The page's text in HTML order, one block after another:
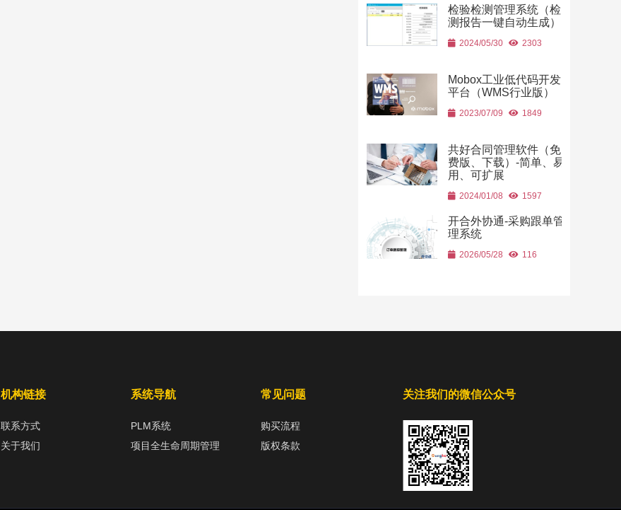
检验检测管理系统（检
测报告一键自动生成）
2024/05/30 2303
Mobox工业低代码开发
平台（WMS行业版）
2023/07/09 1849
共好合同管理软件（免
费版、下载）-简单、易
用、可扩展
2024/01/08 1597
开合外协通-采购跟单管
理系统
2026/05/28 116
机构链接
联系方式
关于我们
系统导航
PLM系统
项目全生命周期管理
常见问题
购买流程
版权条款
关注我们的微信公众号